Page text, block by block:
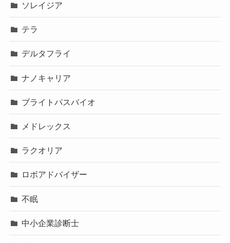
ソレイジア
テラ
デルタフライ
ナノキャリア
ブライトパスバイオ
メドレックス
ラクオリア
ロボアドバイザー
不眠
中小企業診断士